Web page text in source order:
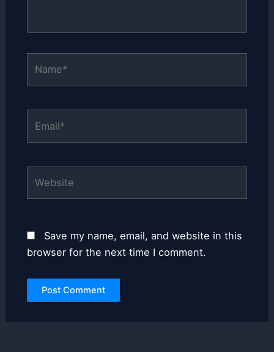
Save my name, email, and website in this
browser for the next time I comment.